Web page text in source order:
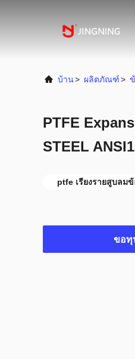
บ้าน> ผลิตภัณฑ์>
PTFE
STEEL
ptfe เรียงรายสูบลม
ขอทุ